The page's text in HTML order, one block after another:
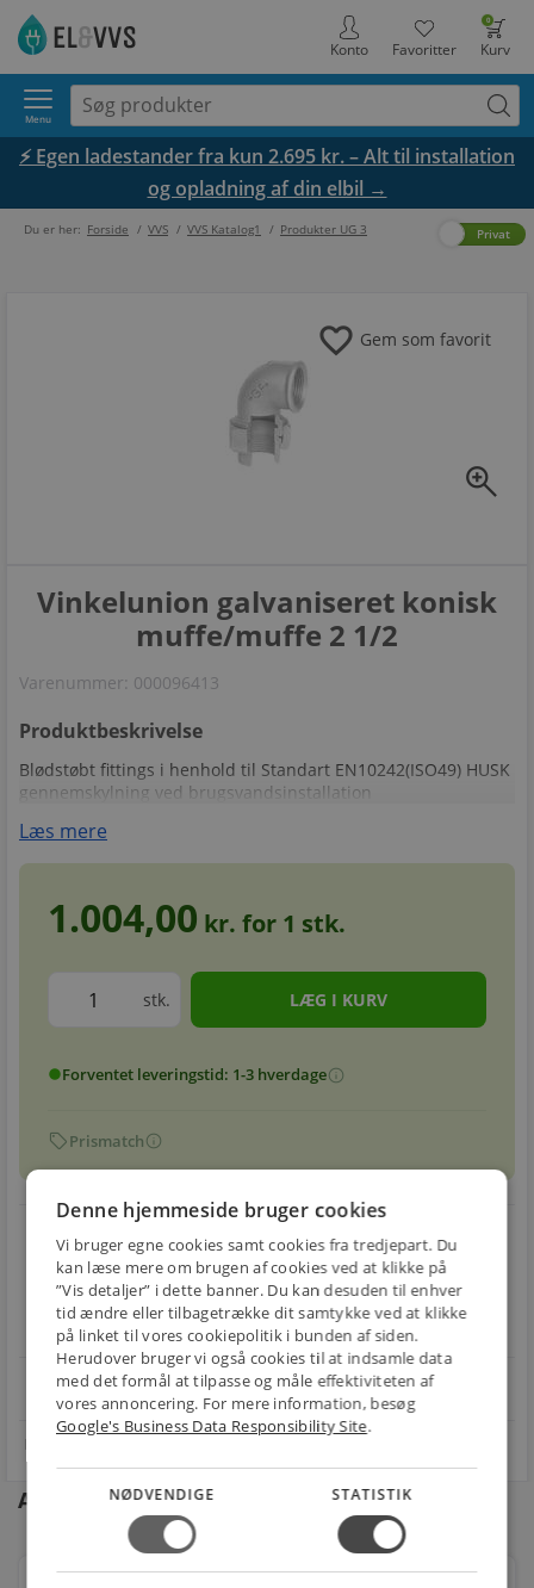
0
Kurv
Favoritter
Konto
Menu
⚡ Egen ladestander fra kun 2.695 kr. – Alt til installation
og opladning af din elbil →
Du er her: Forside / VVS / VVS Katalog1 / Produkter UG 3 Privat
zoom_in
favorite Gem som favorit
Vinkelunion galvaniseret konisk
muffe/muffe 2 1/2
Varenummer: 000096413
Produktbeskrivelse
Blødstøbt fittings i henhold til Standart EN10242(ISO49) HUSK
gennemskylning ved brugsvandsinstallation
Læs mere
1.004,00 kr. for 1 stk.
stk.
circleForventet leveringstid: 1-3 hverdageinfo
sellPrismatchinfo
E-MÆRKET
Handle trygt hos
os
local_shipping
BILLIG
FRAGT
Fra 29,00 kr.
restart_alt
30 DAGES
RETUR
Nem returnering
star4.1 på Trustpilot 11,691 anmeldelser
Andre kunder købte også
Denne hjemmeside bruger cookies
Vi bruger egne cookies samt cookies fra tredjepart. Du
kan læse mere om brugen af cookies ved at klikke på
”Vis detaljer” i dette banner. Du kan desuden til enhver
tid ændre eller tilbagetrække dit samtykke ved at klikke
på linket til vores cookiepolitik i bunden af siden.
Herudover bruger vi også cookies til at indsamle data
med det formål at tilpasse og måle effektiviteten af
vores annoncering. For mere information, besøg
Google's Business Data Responsibility Site.
NØDVENDIGE STATISTIK